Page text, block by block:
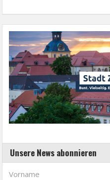
Unsere News abonnieren
Vorname